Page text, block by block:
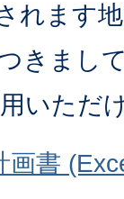
れます
きまし
いただ
画書